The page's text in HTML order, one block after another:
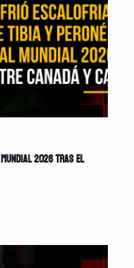
2026 tras el